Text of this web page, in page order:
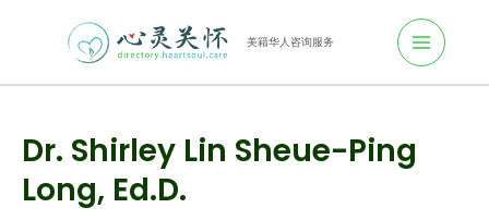
美籍华人咨询服务
Main
Menu
Dr. Shirley Lin Sheue-Ping
Long, Ed.D.